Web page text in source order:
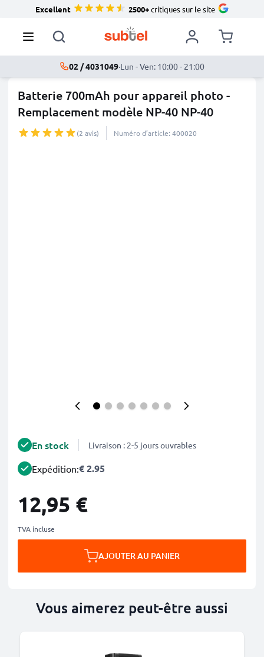
Excellent 2500+critiques sur le site
02 / 4031049·Lun - Ven: 10:00 - 21:00
Batterie 700mAh pour appareil photo -
Remplacement modèle NP-40 NP-40
(2 avis) Numéro d’article: 400020
En stock Livraison : 2-5 jours ouvrables
Expédition:€ 2.95
12,95 €
TVA incluse
AJOUTER AU PANIER
Vous aimerez peut-être aussi